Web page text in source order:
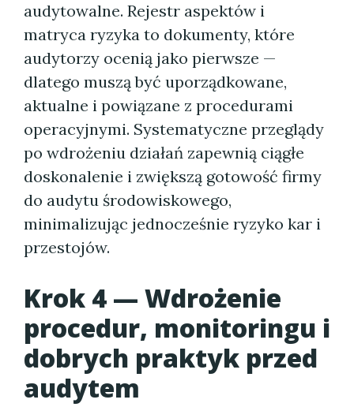
audytowalne. Rejestr aspektów i
matryca ryzyka to dokumenty, które
audytorzy ocenią jako pierwsze —
dlatego muszą być uporządkowane,
aktualne i powiązane z procedurami
operacyjnymi. Systematyczne przeglądy
po wdrożeniu działań zapewnią ciągłe
doskonalenie i zwiększą gotowość firmy
do audytu środowiskowego,
minimalizując jednocześnie ryzyko kar i
przestojów.
Krok 4 — Wdrożenie
procedur, monitoringu i
dobrych praktyk przed
audytem